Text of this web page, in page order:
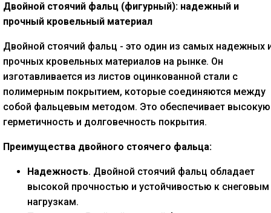
Двойной стоячий фальц (фигурный): надежный и
прочный кровельный материал
Двойной стоячий фальц - это один из самых надежных
прочных кровельных материалов на рынке. Он
изготавливается из листов оцинкованной стали с
полимерным покрытием, которые соединяются между
собой фальцевым методом. Это обеспечивает высокую
герметичность и долговечность покрытия.
Преимущества двойного стоячего фальца:
Надежность. Двойной стоячий фальц обладает
высокой прочностью и устойчивостью к снеговым
нагрузкам.